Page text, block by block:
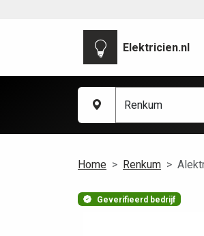
Elektricien.nl
Home Renkum
Geverifieerd bedrijf